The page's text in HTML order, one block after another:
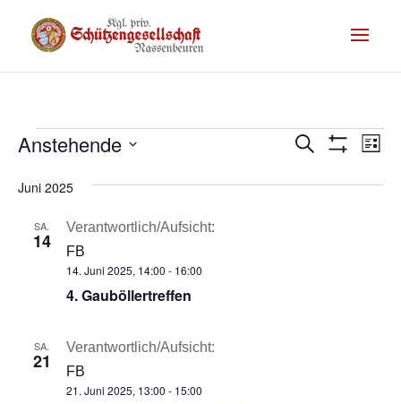
Termine
Termine
Suche
Liste
Anstehende
wählen.
Juni 2025
SA.
14
14. Juni 2025, 14:00 - 16:00
4. Gauböllertreffen
Verantwortlich/Aufsicht:
FB
SA.
21
21. Juni 2025, 13:00 - 15:00
Verantwortlich/Aufsicht:
FB